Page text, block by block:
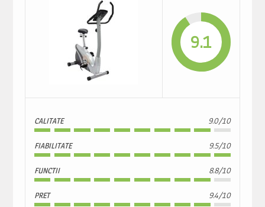
9.1
CALITATE 9.0/10
FIABILITATE 9.5/10
FUNCTII 8.8/10
PRET 9.4/10